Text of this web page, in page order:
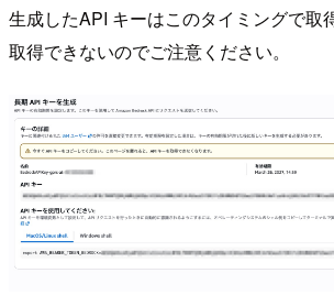
生成したAPI キーはこのタイミングで取
取得できないのでご注意ください。